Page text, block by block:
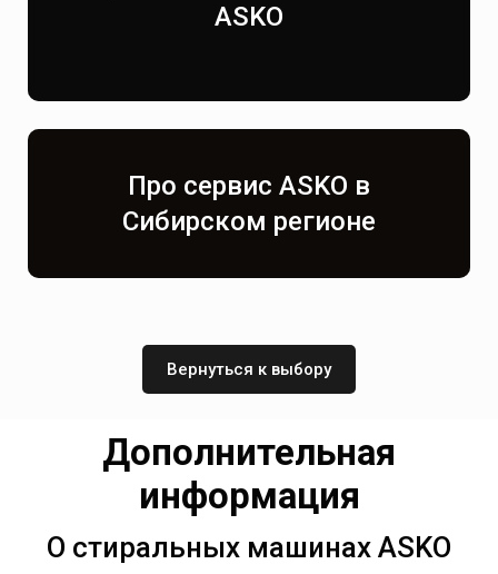
ASKO
Про сервис ASKO в
Сибирском регионе
Вернуться к выбору
Дополнительная
информация
О стиральных машинах ASKO